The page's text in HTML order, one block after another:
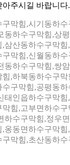
주시길 바랍니다.
막힘,시기동하수
동하수구막힘,상
삼산동하수구막힘
막힘,신월동하수
동하수구막힘,쌍
,하북동하수구막
구막힘,공평동하
태인읍하수구막힘
힘,고부면하수구
하수구막힘,정우
옹동면하수구막힘
막힘,초산동하수